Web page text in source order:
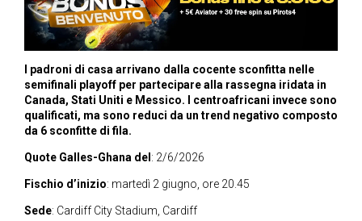
I padroni di casa arrivano dalla cocente sconfitta nelle
semifinali playoff per partecipare alla rassegna iridata in
Canada, Stati Uniti e Messico. I centroafricani invece sono
qualificati, ma sono reduci da un trend negativo composto
da 6 sconfitte di fila.
Quote Galles-Ghana del : 2/6/2026
Fischio d’inizio: martedì 2 giugno, ore 20.45
Sede: Cardiff City Stadium, Cardiff